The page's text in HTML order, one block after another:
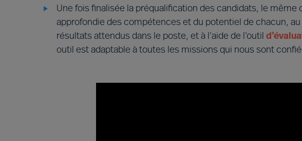
Une fois finalisée la préqualification des candidats, le même
approfondie des compétences et du potentiel de chacun,
résultats attendus dans le poste, et à l’aide de l’outil
outil est adaptable à toutes les missions qui nous sont